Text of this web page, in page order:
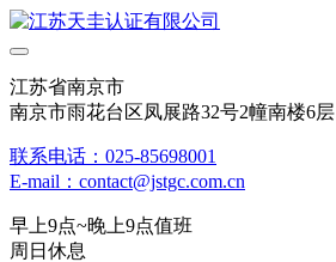
江苏省南京市
南京市雨花台区凤展路32号2幢南楼6层
联系电话：025-85698001
E-mail：contact@jstgc.com.cn
早上9点~晚上9点值班
周日休息